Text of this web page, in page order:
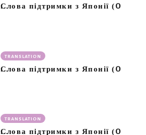
Слова підтримки з Японії (0
TRANSLATION
Слова підтримки з Японії (0
TRANSLATION
Слова підтримки з Японії (0